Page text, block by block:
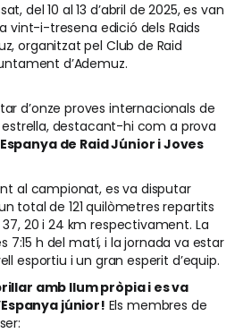
del 10 al 13 d’abril de 2025, es van
vint-i-tresena edició dels Raids
organitzat pel Club de Raid
d’Ademuz.
d’onze proves internacionals de
destacant-hi com a prova
de Raid Júnior i Joves
al campionat, es va disputar
total de 121 quilòmetres repartits
20 i 24 km respectivament. La
7:15 h del matí, i la jornada va estar
esportiu i un gran esperit d’equip.
amb llum pròpia i es va
júnior! Els membres de